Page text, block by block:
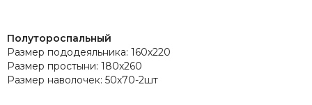
Полутороспальный
Размер пододеяльника: 160х220
Размер простыни: 180х260
Размер наволочек: 50х70-2шт